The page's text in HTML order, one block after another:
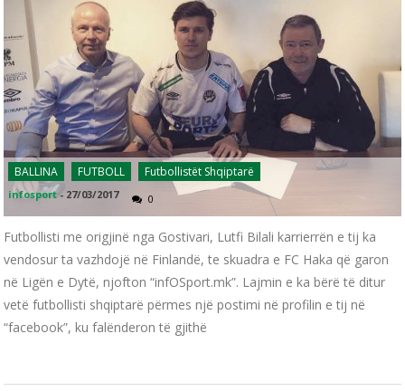
BALLINA FUTBOLL Futbollistët Shqiptarë
infosport - 27/03/2017 0
Futbollisti me origjinë nga Gostivari, Lutfi Bilali karrierrën e tij ka
vendosur ta vazhdojë në Finlandë, te skuadra e FC Haka që garon
në Ligën e Dytë, njofton “infOSport.mk”. Lajmin e ka bërë të ditur
vetë futbollisti shqiptarë përmes një postimi në profilin e tij në
“facebook”, ku falënderon të gjithë